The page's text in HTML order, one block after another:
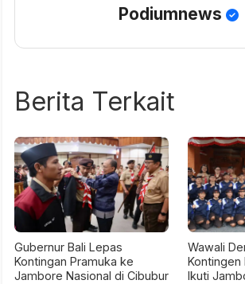
Podiumnews
Berita Terkait
Gubernur Bali Lepas
Kontingan Pramuka ke
Jambore Nasional di Cibubur
Wawali
Kontingen
Ikuti